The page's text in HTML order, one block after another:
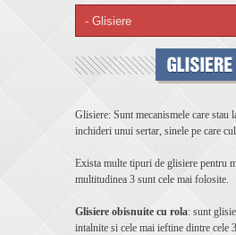
Glisiere: Sunt mecanismele care stau
inchideri unui sertar, sinele pe care
Exista multe tipuri de glisiere pentru
multitudinea 3 sunt cele mai folosite.
Glisiere obisnuite cu rola: sunt
intalnite si cele mai ieftine dintre cele